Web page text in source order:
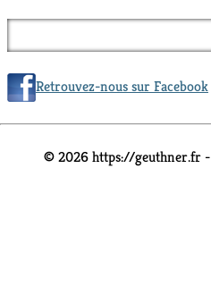
Retrouvez-nous sur Facebook
© 2026 https://geuthner.fr -